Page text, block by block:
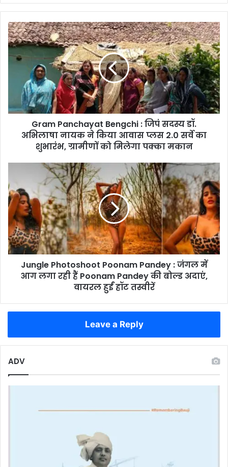
Gram
Panchayat
Bengchi
अभिलाषा
नायक
का
शुभारंभ,
ग्रामीणों
को
मिलेगा
पक्का
मकान
Gram Panchayat Bengchi : जिपं सदस्य डॉ.
अभिलाषा नायक ने किया आवास प्लस 2.0 सर्वे का
शुभारंभ, ग्रामीणों को मिलेगा पक्का मकान
Poonam
Pandey
:
जंगल
में
आग
लगा
की
वायरल
हॉट
Jungle Photoshoot Poonam Pandey : जंगल में
आग लगा रही हैं Poonam Pandey की बोल्ड अदाएं,
वायरल हुईं हॉट तस्वीरें
Leave a Reply
ADV